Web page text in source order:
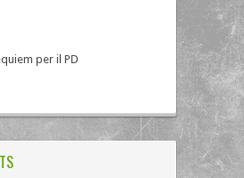
per il PD